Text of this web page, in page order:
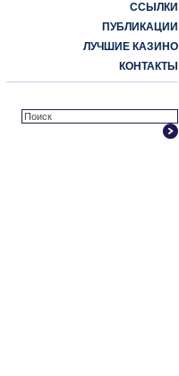
ССЫЛКИ
ПУБЛИКАЦИИ
ЛУЧШИЕ КАЗИНО
КОНТАКТЫ